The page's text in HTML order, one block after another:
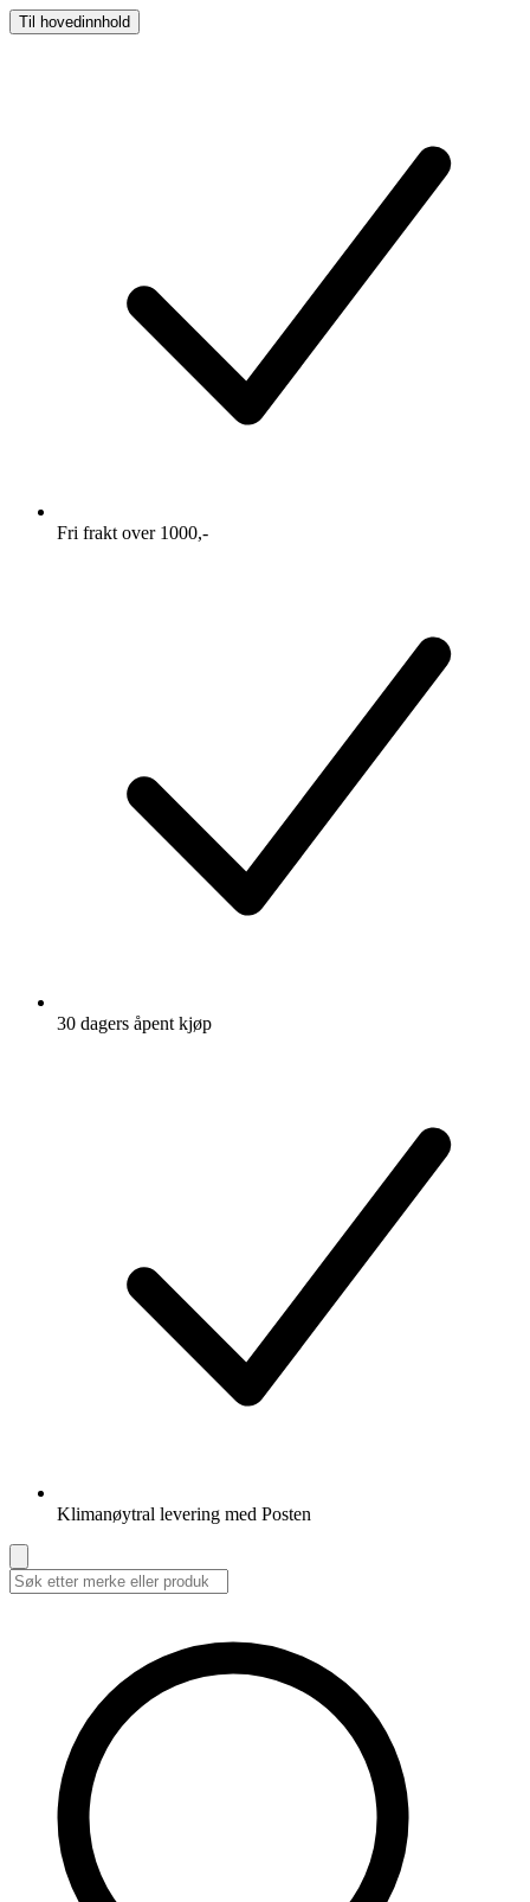
Til hovedinnhold
Fri frakt over 1000,-
30 dagers åpent kjøp
Klimanøytral levering med Posten